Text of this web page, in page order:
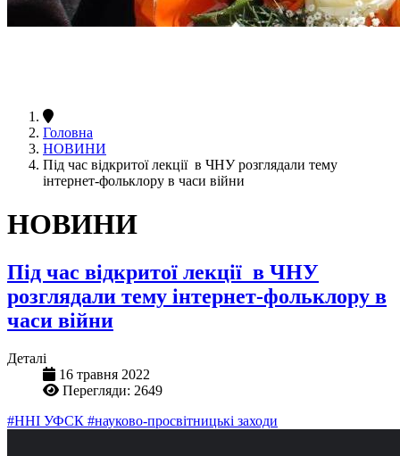
Головна
НОВИНИ
Під час відкритої лекції в ЧНУ розглядали тему
інтернет-фольклору в часи війни
НОВИНИ
Під час відкритої лекції в ЧНУ
розглядали тему інтернет-фольклору в
часи війни
Деталі
16 травня 2022
Перегляди: 2649
#ННІ УФСК #науково-просвітницькі заходи